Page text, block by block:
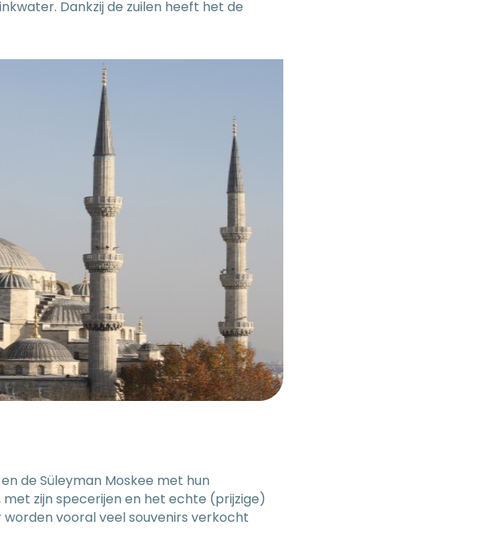
Dankzij de zuilen heeft het de
de Süleyman Moskee met hun
zijn specerijen en het echte (prijzige)
worden vooral veel souvenirs verkocht